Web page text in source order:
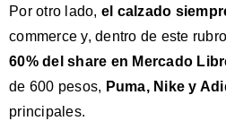
Por otro lado, el calzado
commerce y, dentro de este
60% del share en Mercado
de 600 pesos, Puma, Nike y
principales.